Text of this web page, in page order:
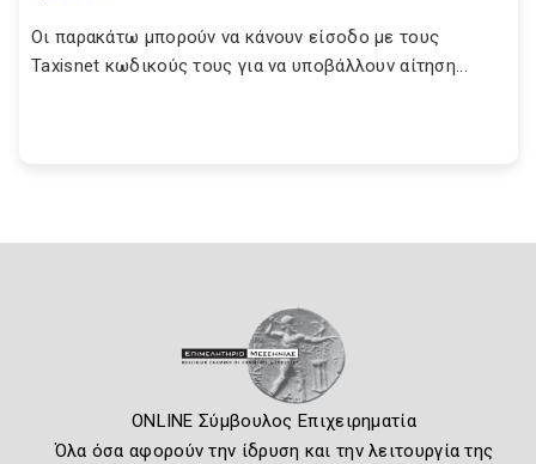
Οι παρακάτω μπορούν να κάνουν είσοδο με τους
Taxisnet κωδικούς τους για να υποβάλλουν αίτηση...
ONLINE Σύμβουλος Επιχειρηματία
Όλα όσα αφορούν την ίδρυση και την λειτουργία της